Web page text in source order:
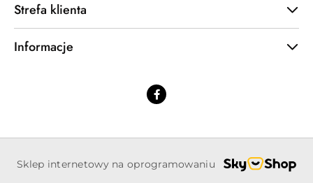
Strefa klienta
Informacje
Sklep internetowy na oprogramowaniu